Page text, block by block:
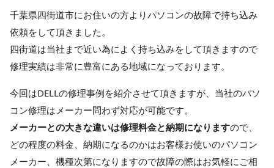
千葉県四街道市にお住いの方よりパソコンの故障で持ち込み
依頼をして頂きました。
四街道は当社まで近い為によく持ち込みをして頂きますので
修理実績は非常に豊富にある地域になっております。
今回はDELLの修理事例を紹介させて頂きますが、当社のパソ
コン修理はメーカー問わず対応が可能です。
メーカーとの大きな違いは修理料金と納期になりますので、
どの程度の料金、納期になるのかはお客様お使いのパソコン
メーカー、機種次第になりますので故障の際はお気軽にご相